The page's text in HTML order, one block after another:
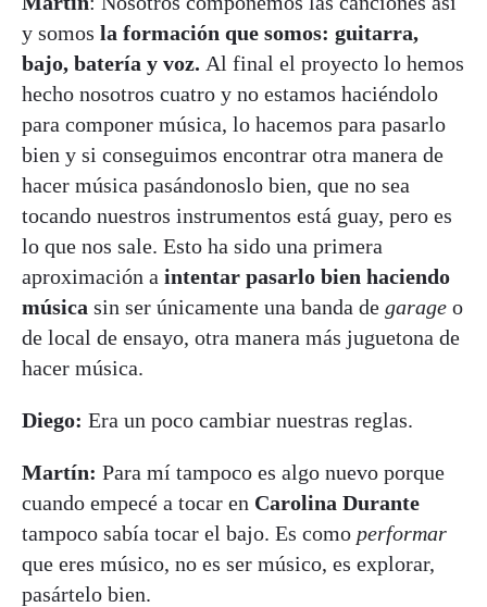
y somos la formación que somos: guitarra,
bajo, batería y voz. Al final el proyecto lo hemos
hecho nosotros cuatro y no estamos haciéndolo
para componer música, lo hacemos para pasarlo
bien y si conseguimos encontrar otra manera de
hacer música pasándonoslo bien, que no sea
tocando nuestros instrumentos está guay, pero es
lo que nos sale. Esto ha sido una primera
aproximación a intentar pasarlo bien haciendo
música sin ser únicamente una banda de garage o
de local de ensayo, otra manera más juguetona de
hacer música.
Diego: Era un poco cambiar nuestras reglas.
Martín: Para mí tampoco es algo nuevo porque
cuando empecé a tocar en Carolina Durante
tampoco sabía tocar el bajo. Es como performar
que eres músico, no es ser músico, es explorar,
pasártelo bien.